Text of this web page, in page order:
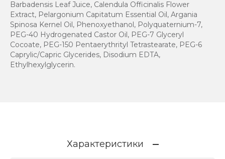
Barbadensis Leaf Juice, Calendula Officinalis Flower
Extract, Pelargonium Capitatum Essential Oil, Argania
Spinosa Kernel Oil, Phenoxyethanol, Polyquaternium-7,
PEG-40 Hydrogenated Castor Oil, PEG-7 Glyceryl
Cocoate, PEG-150 Pentaerythrityl Tetrastearate, PEG-6
Caprylic/Capric Glycerides, Disodium EDTA,
Ethylhexylglycerin.
Характеристики